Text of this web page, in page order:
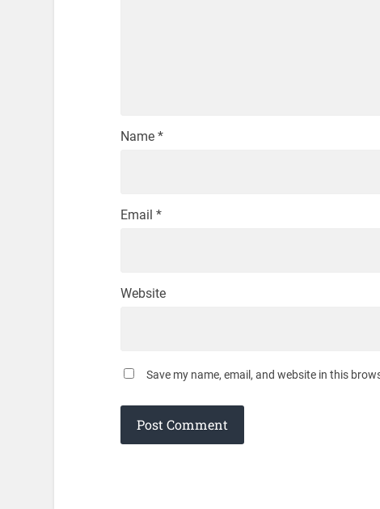
Name *
Email *
Website
Save my name, email, and website in this